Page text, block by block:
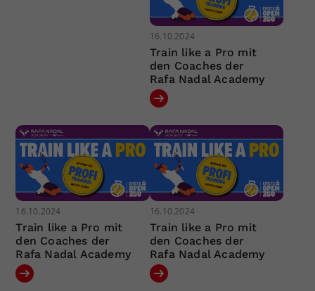
16.10.2024
Train like a Pro mit
den Coaches der
Rafa Nadal Academy
16.10.2024
Train like a Pro mit
den Coaches der
Rafa Nadal Academy
16.10.2024
Train like a Pro mit
den Coaches der
Rafa Nadal Academy